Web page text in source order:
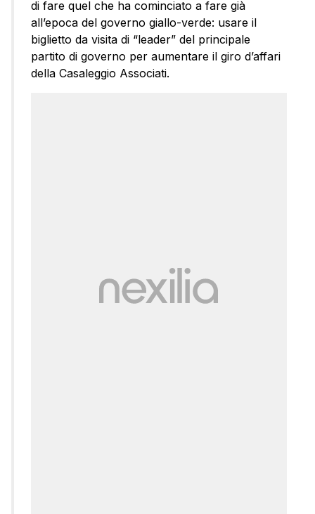
di fare quel che ha cominciato a fare già
all’epoca del governo giallo-verde: usare il
biglietto da visita di “leader” del principale
partito di governo per aumentare il giro d’affari
della Casaleggio Associati.